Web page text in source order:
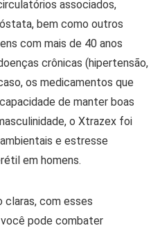
associados,
bem como outros
com mais de 40 anos
crônicas (hipertensão,
os medicamentos que
de manter boas
o Xtrazex foi
e estresse
em homens.
claras, com esses
pode combater